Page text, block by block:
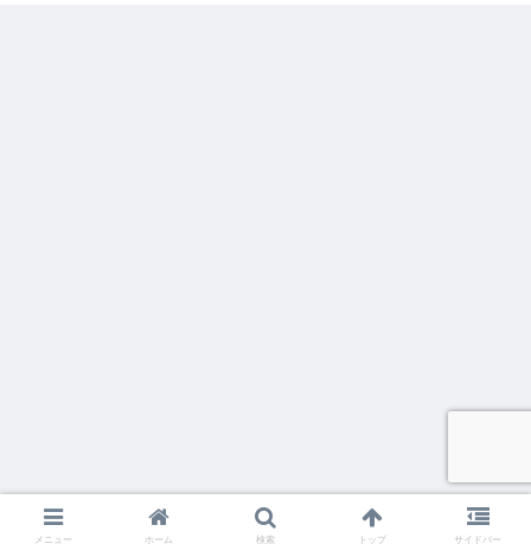
メニュー ホーム 検索 トップ サイドバー